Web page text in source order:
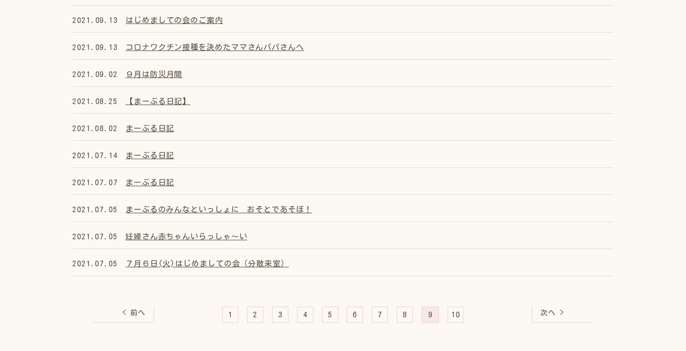
2021.09.13 はじめましての会のご案内
2021.09.13 コロナワクチン接種を決めたママさんパパさんへ
2021.09.02 ９月は防災月間
2021.08.25 【まーぶる日記】
2021.08.02 まーぶる日記
2021.07.14 まーぶる日記
2021.07.07 まーぶる日記
2021.07.05 まーぶるのみんなといっしょに おそとであそぼ！
2021.07.05 妊婦さん赤ちゃんいらっしゃ〜い
2021.07.05 ７月６日(火)はじめましての会（分散来室）
< 前へ 1 2 3 4 5 6 7 8 9 10 次へ >